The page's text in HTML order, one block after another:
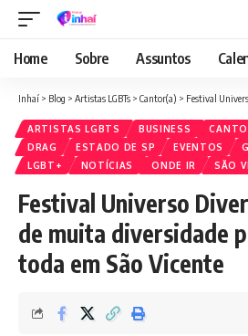
Home Sobre Assuntos
Inhaí > Blog > Artistas LGBTs > Cantor(a) > Festival Universo Diverso:
ARTISTAS LGBTS BUSINESS
DRAG
ESTADO DE SP EVENTOS
LGBT+
NOTÍCIAS ONDE IR SÃO
Festival Universo
de muita diversidade
toda em São Vicente